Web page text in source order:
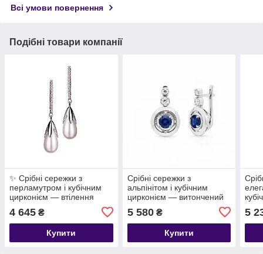
Всі умови повернення
Подібні товари компанії
✨ Срібні сережки з
перламутром і кубічним
цирконієм — втілення
ніжності й вишуканості 💎
4 645 ₴
Купити
Срібні сережки з
альпінітом і кубічним
цирконієм — витончений
5 580₴
Купити
5